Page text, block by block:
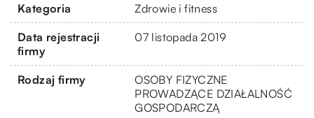
Kategoria Zdrowie i fitness
Data rejestracji
firmy
07 listopada 2019
Rodzaj firmy
OSOBY FIZYCZNE
PROWADZĄCE DZIAŁALNOŚĆ
GOSPODARCZĄ